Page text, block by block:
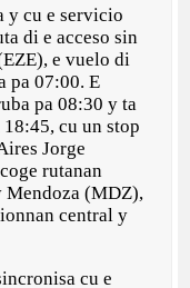
y cu e servicio
di e acceso sin
e vuelo di
pa 07:00. E
pa 08:30 y ta
cu un stop
Jorge
rutanan
Mendoza (MDZ),
central y
cu e